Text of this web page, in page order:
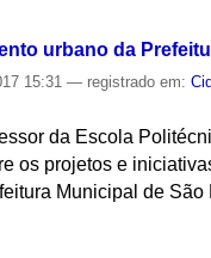
urbano da
15:31— registrado em:
da Escola
os projetos e
Municipal de São